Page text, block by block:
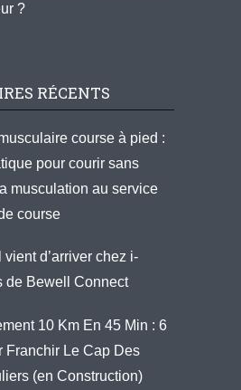
?
RÉCENTS
course à pied :
pour courir sans
musculation au service
course
Il vient d’arriver chez i-
de Bewell Connect
10 Km En 45 Min : 6
Franchir Le Cap Des
(en Construction)